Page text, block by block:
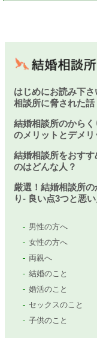
はじめにお読み下さ
相談所に脅された話
結婚相談所のからく
のメリットとデメリ
結婚相談所をおすす
のはどんな人？
厳選！結婚相談所の
り- 良い点3つと悪
男性の方へ
女性の方へ
両親へ
結婚のこと
婚活のこと
セックスのこと
子供のこと